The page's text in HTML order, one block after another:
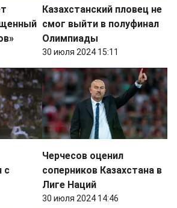
Казахстанский пловец не
смог выйти в полуфинал
Олимпиады
30 июля 2024 15:11
с
Черчесов оценил
соперников Казахстана в
Лиге Наций
30 июля 2024 14:46